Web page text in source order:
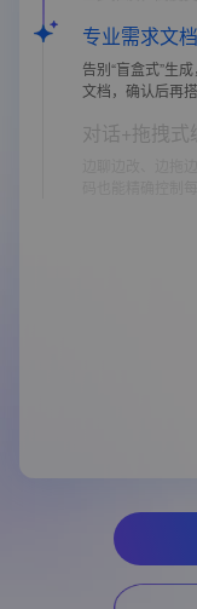
专业需求文
告别“盲盒式”生
文档，确认后再
对话+拖拽式